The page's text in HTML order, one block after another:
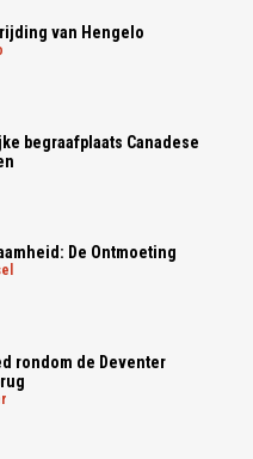
van Hengelo
begraafplaats Canadese
De Ontmoeting
rondom de Deventer